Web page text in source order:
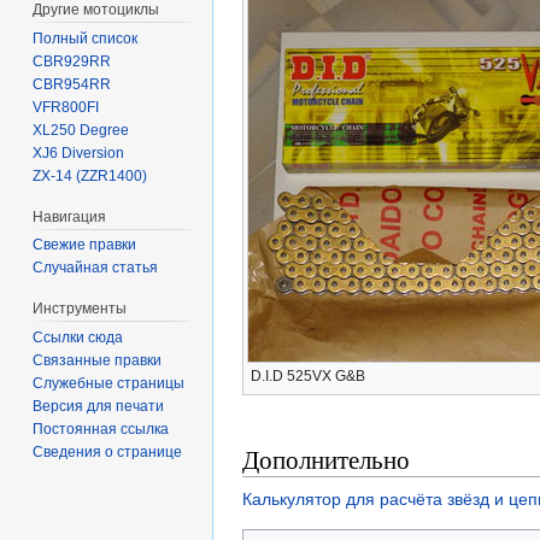
D.I.D 525VX G&B
Дополнительно
Калькулятор для расчёта звёзд и
Другие мотоциклы
Полный список
CBR929RR
CBR954RR
VFR800FI
XL250 Degree
XJ6 Diversion
ZX-14 (ZZR1400)
Навигация
Свежие правки
Случайная статья
Инструменты
Ссылки сюда
Связанные правки
Служебные страницы
Версия для печати
Постоянная ссылка
Сведения о странице